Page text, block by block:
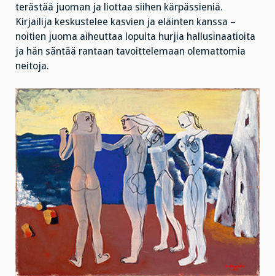
terästää juoman ja liottaa siihen kärpässieniä.
Kirjailija keskustelee kasvien ja eläinten kanssa –
noitien juoma aiheuttaa lopulta hurjia hallusinaatioita
ja hän säntää rantaan tavoittelemaan olemattomia
neitoja.